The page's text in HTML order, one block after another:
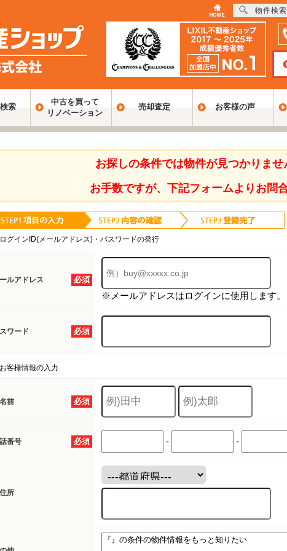
索
中古を買って
リノベーション
売却査定 お客様の声
お探しの条件では物件が見つかりませ
お手数ですが、下記フォームよりお問
ログインID(メールアドレス)・パスワードの発行
必須
ルアドレス
※メールアドレスはログインに使用します。
必須
ワード
お客様情報の入力
必須
前
必須
番号 - -
所
物件検索